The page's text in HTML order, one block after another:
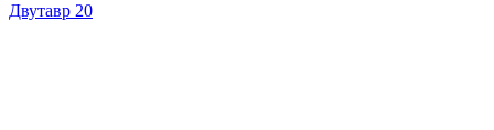
Двутавр 20